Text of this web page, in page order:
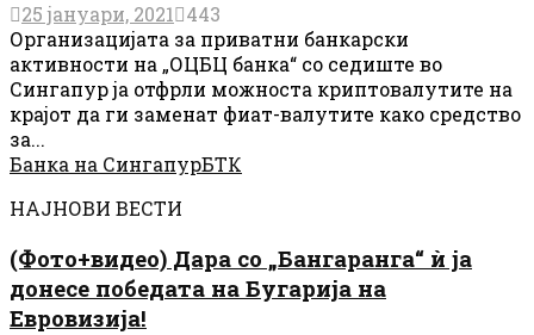
25 јануари, 2021 443
Организацијата за приватни банкарски
активности на „ОЦБЦ банка“ со седиште во
Сингапур ја отфрли можноста криптовалутите на
крајот да ги заменат фиат-валутите како средство
за...
Банка на СингапурБТК
НАЈНОВИ ВЕСТИ
(Фото+видео) Дара со „Бангаранга“ ѝ ја
донесе победата на Бугарија на
Евровизија!